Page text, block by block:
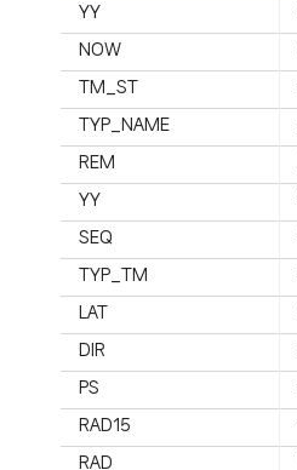
YY
NOW
TM_ST
TYP_NAME
REM
YY
SEQ
TYP_TM
LAT
DIR
PS
RAD15
RAD